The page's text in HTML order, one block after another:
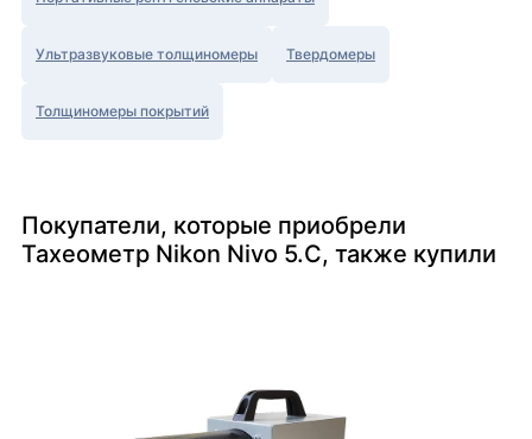
Ультразвуковые толщиномеры Твердомеры
Толщиномеры покрытий
Покупатели, которые приобрели
Тахеометр Nikon Nivo 5.C, также купили